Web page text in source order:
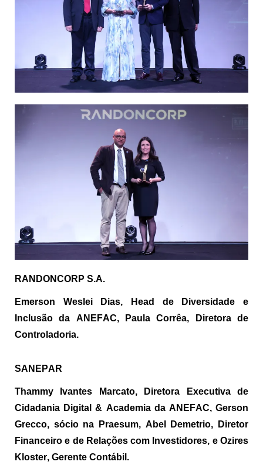
RANDONCORP S.A.
Emerson Weslei Dias, Head de Diversidade e
Inclusão da ANEFAC, Paula Corrêa, Diretora de
Controladoria.
SANEPAR
Thammy Ivantes Marcato, Diretora Executiva de
Cidadania Digital & Academia da ANEFAC, Gerson
Grecco, sócio na
Praesum, Abel Demetrio, Diretor
Financeiro e de Relações com Investidores, e Ozires
Kloster, Gerente Contábil.